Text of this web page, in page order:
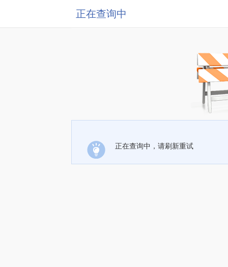
正在查询中
正在查询中，请刷新重试